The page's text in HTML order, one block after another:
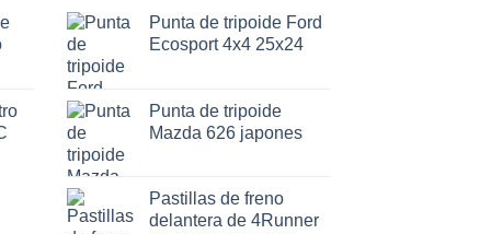
Punta de tripoide Ford
Ecosport 4x4 25x24
Punta de tripoide
Mazda 626 japones
Pastillas de freno
delantera de 4Runner